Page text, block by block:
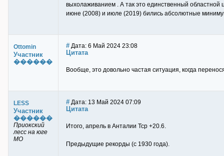
выхолаживанием . А так это единственный областной
июне (2008) и июле (2019) бились абсолютные
Ottomin
Участник
������
# Дата: 6 Май 2024 23:08
Цитата
Вообще, это довольно частая ситуация, когда
LESS
Участник
������
Приокский
лесс на юге
МО
# Дата: 13 Май 2024 07:09
Цитата
Итого, апрель в Анталии Тср +20.6.
Предыдущие рекорды (с 1930 года).